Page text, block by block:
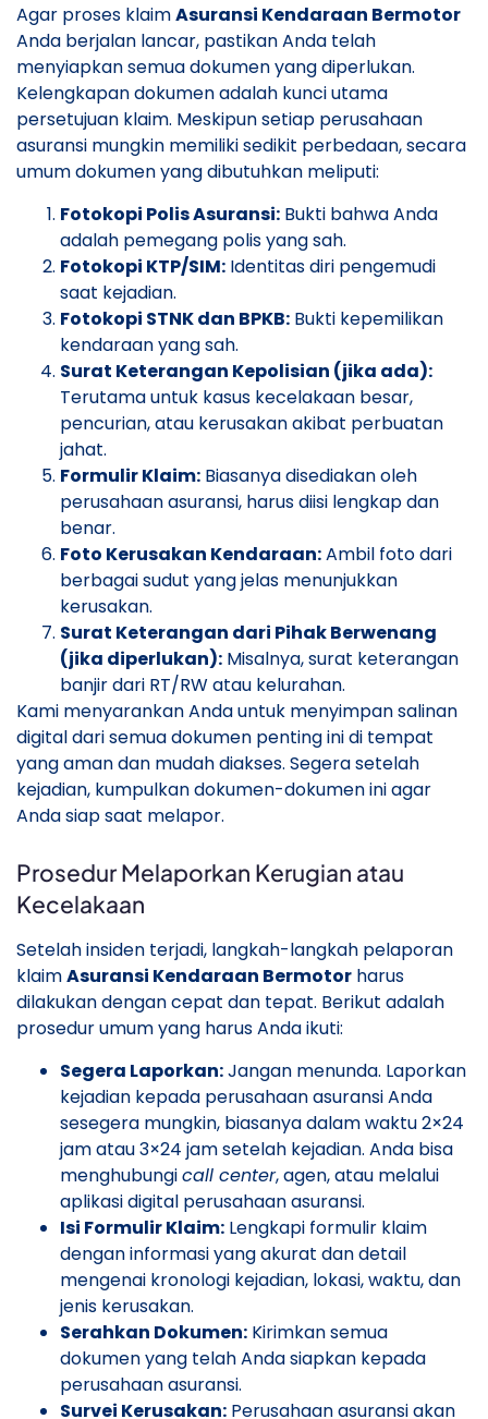
Agar proses klaimAsuransi Kendaraan Bermotor
Anda berjalan lancar, pastikan Anda telah
menyiapkan semua dokumen yang diperlukan.
Kelengkapan dokumen adalah kunci utama
persetujuan klaim. Meskipun setiap perusahaan
asuransi mungkin memiliki sedikit perbedaan, secara
umum dokumen yang dibutuhkan meliputi:
Fotokopi Polis Asuransi: Bukti bahwa Anda
adalah pemegang polis yang sah.
Fotokopi KTP/SIM: Identitas diri pengemudi
saat kejadian.
Fotokopi STNK dan BPKB: Bukti kepemilikan
kendaraan yang sah.
Surat Keterangan Kepolisian (jika ada):
Terutama untuk kasus kecelakaan besar,
pencurian, atau kerusakan akibat perbuatan
jahat.
Formulir Klaim: Biasanya disediakan oleh
perusahaan asuransi, harus diisi lengkap dan
benar.
Foto Kerusakan Kendaraan:Ambil foto dari
berbagai sudut yang jelas menunjukkan
kerusakan.
Surat Keterangan dari Pihak Berwenang
(jika diperlukan): Misalnya, surat keterangan
banjir dari RT/RW atau kelurahan.
Kami menyarankan Anda untuk menyimpan salinan
digital dari semua dokumen penting ini di tempat
yang aman dan mudah diakses. Segera setelah
kejadian, kumpulkan dokumen-dokumen ini agar
Anda siap saat melapor.
Prosedur Melaporkan Kerugian atau
Kecelakaan
Setelah insiden terjadi, langkah-langkah pelaporan
klaimAsuransi Kendaraan Bermotor harus
dilakukan dengan cepat dan tepat. Berikut adalah
prosedur umum yang harus Anda ikuti:
Segera Laporkan:Jangan menunda. Laporkan
kejadian kepada perusahaan asuransi Anda
sesegera mungkin, biasanya dalam waktu 2×24
jam atau 3×24 jam setelah kejadian. Anda bisa
menghubungicall center, agen, atau melalui
aplikasi digital perusahaan asuransi.
Isi Formulir Klaim: Lengkapi formulir klaim
dengan informasi yang akurat dan detail
mengenai kronologi kejadian, lokasi, waktu, dan
jenis kerusakan.
Serahkan Dokumen: Kirimkan semua
dokumen yang telah Anda siapkan kepada
perusahaan asuransi.
Survei Kerusakan: Perusahaan asuransi akan